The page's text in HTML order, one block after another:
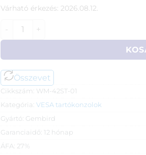
Várható érkezés: 2026.08.12.
Gembird VESA dönthető, forgatható
Összevet
Cikkszám: WM-42ST-01
Kategória: VESA tartókonzolok
Gyártó: Gembird
Garanciaidő: 12 hónap
ÁFA: 27%